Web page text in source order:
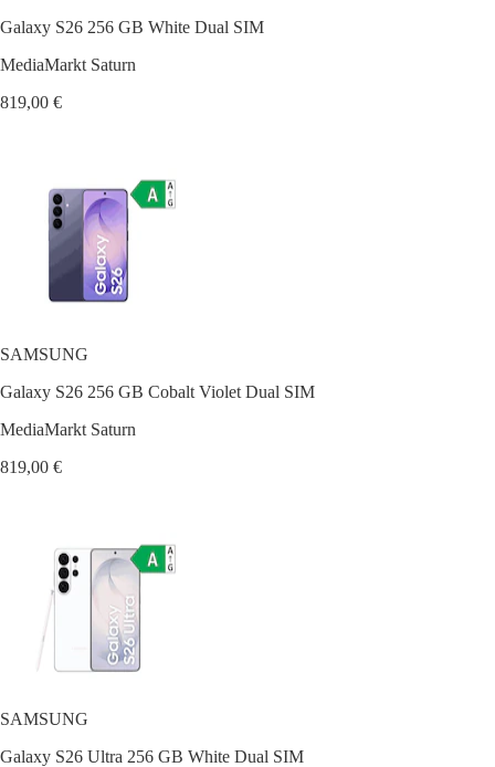
Galaxy S26 256 GB White Dual SIM
MediaMarkt Saturn
819,00 €
SAMSUNG
Galaxy S26 256 GB Cobalt Violet Dual SIM
MediaMarkt Saturn
819,00 €
SAMSUNG
Galaxy S26 Ultra 256 GB White Dual SIM